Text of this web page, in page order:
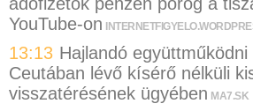
adófizetők pénzén pörög a
YouTube-on
13:13 Hajlandó
Ceutában lévő kísérő nélküli
visszatérésének ügyében MA7.SK